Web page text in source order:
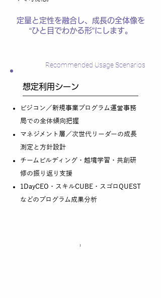
定量と定性を融合し、成長の全体像を
“ひと目でわかる形”にします。
Recommended Usage Scenarios
想定利用シーン
ビジコン／新規事業プログラム運営事務
局での全体傾向把握
マネジメント層／次世代リーダーの成長
測定と方針設計
チームビルディング・越境学習・共創研
修の振り返り支援
1DayCEO・スキルCUBE・スゴロQUEST
などのプログラム成果分析